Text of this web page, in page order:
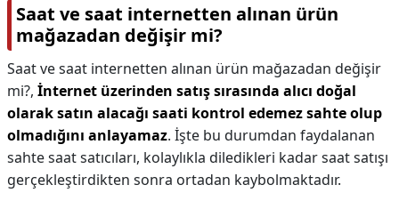
Saat ve saat internetten alınan ürün
mağazadan değişir mi?
Saat ve saat internetten alınan ürün mağazadan değişir
mi?, İnternet üzerinden satış sırasında alıcı doğal
olarak satın alacağı saati kontrol edemez sahte olup
olmadığını anlayamaz. İşte bu durumdan faydalanan
sahte saat satıcıları, kolaylıkla diledikleri kadar saat satışı
gerçekleştirdikten sonra ortadan kaybolmaktadır.